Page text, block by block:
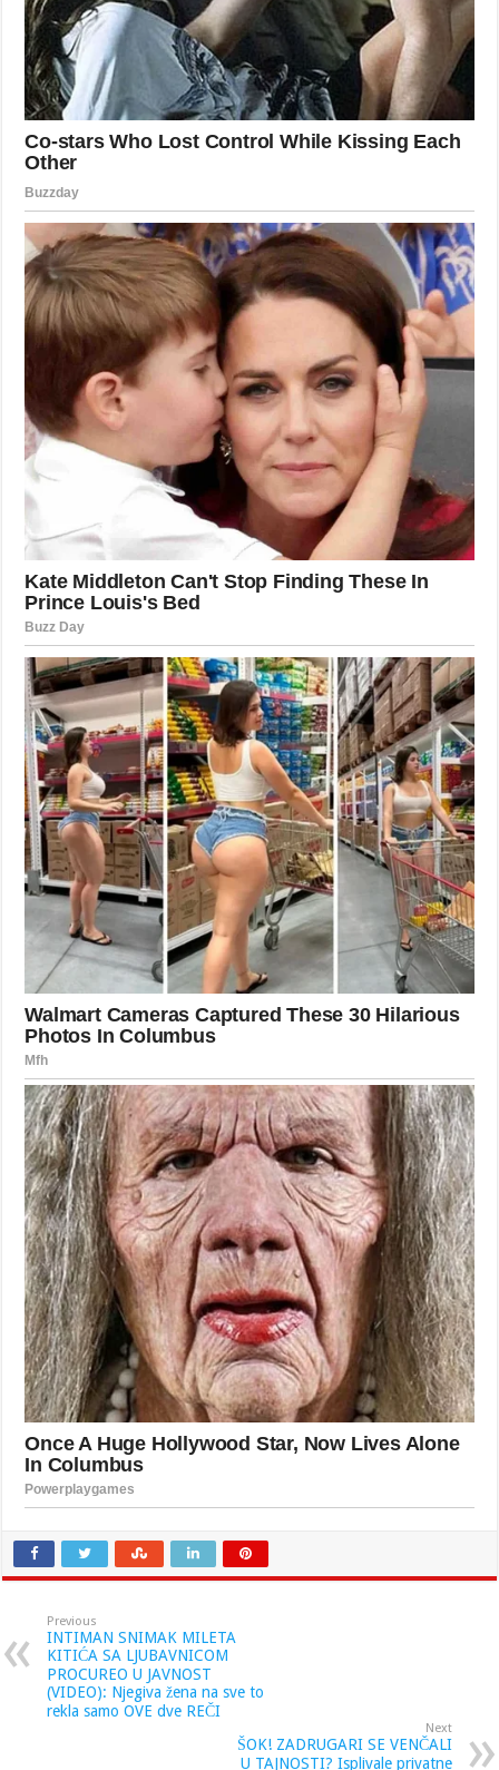
Previous
INTIMAN SNIMAK MILETA
KITIĆA SA LJUBAVNICOM
PROCUREO U JAVNOST
(VIDEO): Njegiva žena na sve to
rekla samo OVE dve REČI
Next
ŠOK! ZADRUGARI SE VENČALI
U TAJNOSTI? Isplivale privatne